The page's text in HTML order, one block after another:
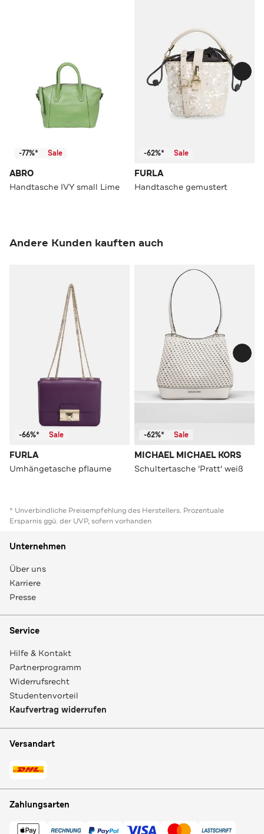
-77%* Sale
ABRO
Handtasche IVY small Lime
-62%* Sale
FURLA
Handtasche gemustert
Andere Kunden kauften auch
-66%* Sale
FURLA
Umhängetasche pflaume
-62%* Sale
MICHAEL MICHAEL KORS
Schultertasche 'Pratt' weiß
* Unverbindliche Preisempfehlung des Herstellers. Prozentuale
Ersparnis ggü. der UVP, sofern vorhanden
Unternehmen
Über uns
Karriere
Presse
Service
Hilfe & Kontakt
Partnerprogramm
Widerrufsrecht
Studentenvorteil
Kaufvertrag widerrufen
Versandart
Zahlungsarten